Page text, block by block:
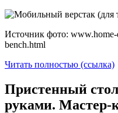
Источник фото:
bench.html
Читать полностью (ссылка)
Пристенный
руками. Мастер-